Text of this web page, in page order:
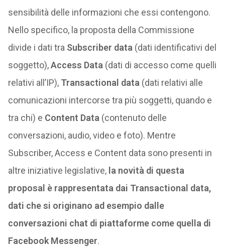
sensibilità delle informazioni che essi contengono.
Nello specifico, la proposta della Commissione
divide i dati tra Subscriber data (dati identificativi del
soggetto),Access Data (dati di accesso come quelli
relativi all’IP), Transactional data (dati relativi alle
comunicazioni intercorse tra più soggetti, quando e
tra chi) e Content Data (contenuto delle
conversazioni, audio, video e foto). Mentre
Subscriber, Access e Content data sono presenti in
altre iniziative legislative,la novità di questa
proposal è rappresentata dai Transactional data,
dati che si originano ad esempio dalle
conversazioni chat di piattaforme come quella di
Facebook Messenger.